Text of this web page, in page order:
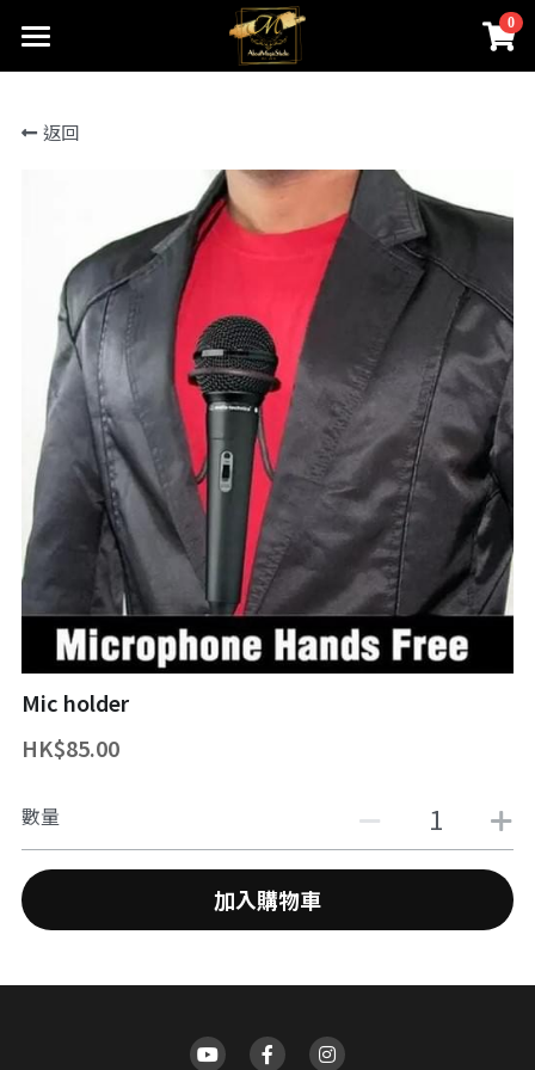
0
首頁
關於我們
ABOUTMAGIC團隊
聯絡我們
James Ng Master Courses
一對一魔術訓練課程
尖子課程簡介
Winners Circle
課程收費
近距離魔術課程
舞台魔術訓練課程
ZOOM 訓練課程
小一面試魔術培訓班
到校服務
鄧鏡波書院 60鑽禧校慶
STEM魔術班
魔術表演
專業魔術表演
魔幻生日派對
婚禮魔術表演
中秋節及國慶
長者學苑-長幼共融計劃
企業員工魔術培訓/大型魔術道具租借
中國古彩戲法
過往活動相冊
主辦魔術活動
魔術義工服務
傳媒訪問
返回
Mic holder
HK$85.00
數量
加入購物車
×
商品分類
所有商品分類